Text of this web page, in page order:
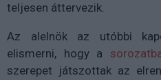
teljesen áttervezik.
Az alelnök az utóbbi
elismerni, hogy a
szerepet játszottak az